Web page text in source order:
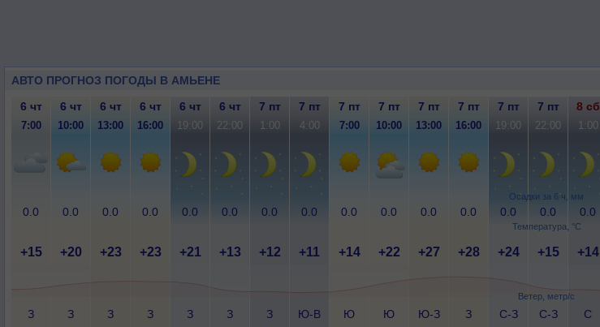
АВТО ПРОГНОЗ ПОГОДЫ В АМЬЕНЕ
Осадки за 6 ч, мм
Температура, °C
Ветер, метр/с
6 чт 6 чт 6 чт 6 чт 6 чт 6 чт 7 пт 7 пт 7 пт 7 пт 7 пт 7 пт 7 пт 7 пт 8 сб
7:00 10:00 13:00 16:00 19:00 22:00 1:00 4:00 7:00 10:00 13:00 16:00 19:00 22:00 1:00
0.0 0.0 0.0 0.0 0.0 0.0 0.0 0.0 0.0 0.0 0.0 0.0 0.0 0.0 0.0
+15 +20 +23 +23 +21 +13 +12 +11 +14 +22 +27 +28 +24 +15 +14
З
З
З
З
З
З
З
Ю-В
Ю
Ю
Ю-З
З
С-З
С-З
С